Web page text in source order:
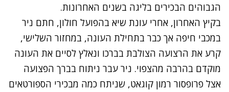
הגבוהים הבכירים בליגה בשנים האחרונות.
בקיץ האחרון, אחרי עונת שיא בהפועל חולון, חתם ניר
במכבי חיפה אך כבר בתחילת העונה, במחזור השלישי,
קרע את הרצועה הצולבת בברכו ונאלץ לסיים את העונה
מוקדם בהרבה מהצפוי. ניר עבר ניתוח בברך הפצועה
אצל פרופסור רמון קוגאט, שניתח כמה מבכירי הספורטאים